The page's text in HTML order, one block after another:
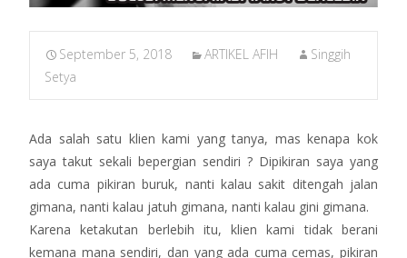
September 5, 2018 ARTIKEL AFIH
Singgih
Setya
Ada salah satu klien kami yang tanya, mas kenapa kok
saya takut sekali bepergian sendiri ? Dipikiran saya yang
ada cuma pikiran buruk, nanti kalau sakit ditengah jalan
gimana, nanti kalau jatuh gimana, nanti kalau gini gimana.
Karena ketakutan berlebih itu, klien kami tidak berani
kemana mana sendiri, dan yang ada cuma cemas, pikiran